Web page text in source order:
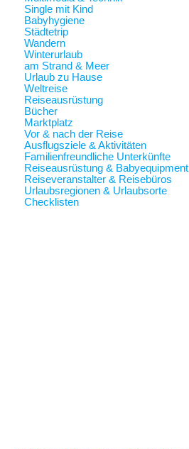
Single mit Kind
Babyhygiene
Städtetrip
Wandern
Winterurlaub
am Strand & Meer
Urlaub zu Hause
Weltreise
Reiseausrüstung
Bücher
Marktplatz
Vor & nach der Reise
Ausflugsziele & Aktivitäten
Familienfreundliche Unterkünfte
Reiseausrüstung & Babyequipment
Reiseveranstalter & Reisebüros
Urlaubsregionen & Urlaubsorte
Checklisten